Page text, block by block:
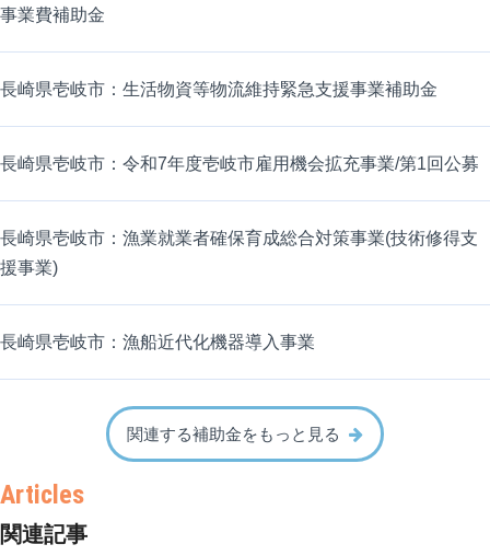
事業費補助金
長崎県壱岐市：生活物資等物流維持緊急支援事業補助金
長崎県壱岐市：令和7年度壱岐市雇用機会拡充事業/第1回公募
長崎県壱岐市：漁業就業者確保育成総合対策事業(技術修得支
援事業)
長崎県壱岐市：漁船近代化機器導入事業
関連する補助金をもっと見る
関連記事